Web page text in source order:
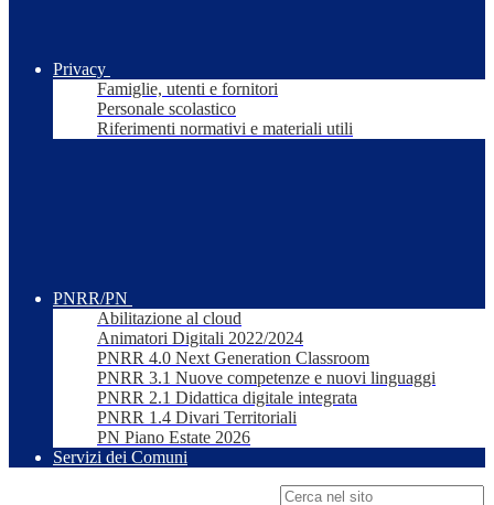
Privacy
Famiglie, utenti e fornitori
Personale scolastico
Riferimenti normativi e materiali utili
PNRR/PN
Abilitazione al cloud
Animatori Digitali 2022/2024
PNRR 4.0 Next Generation Classroom
PNRR 3.1 Nuove competenze e nuovi linguaggi
PNRR 2.1 Didattica digitale integrata
PNRR 1.4 Divari Territoriali
PN Piano Estate 2026
Servizi dei Comuni